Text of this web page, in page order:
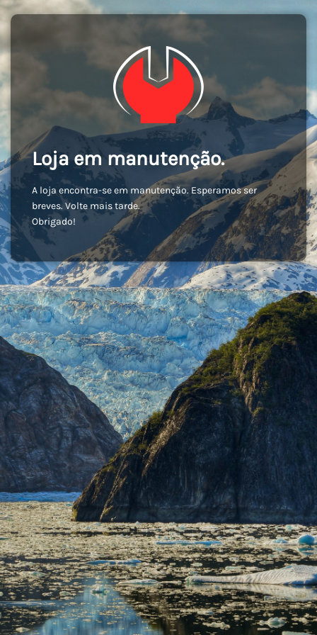
Loja em manutenção.
A loja encontra-se em manutenção. Esperamos ser
breves. Volte mais tarde.
Obrigado!